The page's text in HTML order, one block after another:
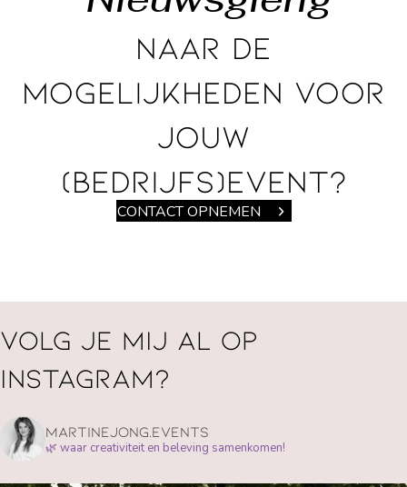
naar de
mogelijkheden voor
jouw
(bedrijfs)event?
CONTACT OPNEMEN
Volg je mij al op
instagram?
martinejong.events
🌿 waar creativiteit en beleving samenkomen!